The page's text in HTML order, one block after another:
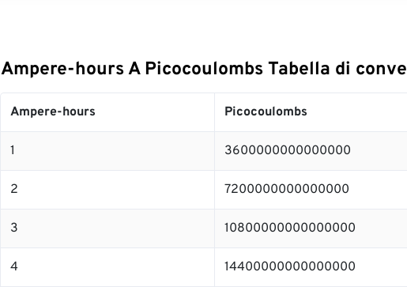
Ampere-hours A Picocoulombs Tabella di
Ampere-hours Picocoulombs
1 3600000000000000
2 7200000000000000
3 10800000000000000
4 14400000000000000